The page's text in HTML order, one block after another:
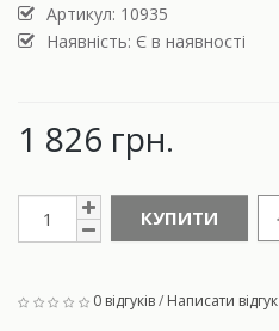
Артикул: 10935
Наявність: Є в наявності
1 826 грн.
КУПИТИ
0 відгуків/ Написати відгук